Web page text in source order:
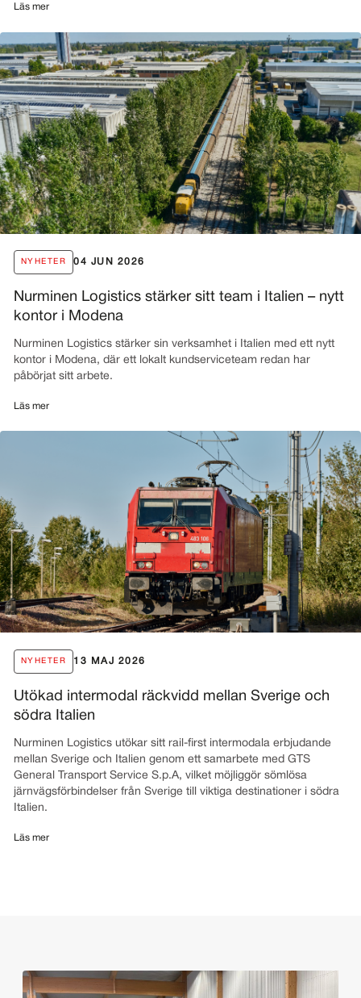
Läs mer
NYHETER 04 JUN 2026
Nurminen Logistics stärker sitt team i Italien – nytt
kontor i Modena
Nurminen Logistics stärker sin verksamhet i Italien med ett nytt
kontor i Modena, där ett lokalt kundserviceteam redan har
påbörjat sitt arbete.
Läs mer
NYHETER 13 MAJ 2026
Utökad intermodal räckvidd mellan Sverige och
södra Italien
Nurminen Logistics utökar sitt rail-first intermodala erbjudande
mellan Sverige och Italien genom ett samarbete med GTS
General Transport Service S.p.A, vilket möjliggör sömlösa
järnvägsförbindelser från Sverige till viktiga destinationer i södra
Italien.
Läs mer